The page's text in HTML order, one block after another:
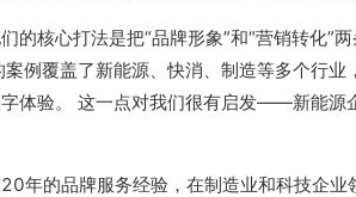
的核心打法是把“品牌形象”和“营销转化”
例覆盖了新能源、快消、制造等多个行
体验。 这一点对我们很有启发——新能源
年的品牌服务经验，在制造业和科技企业